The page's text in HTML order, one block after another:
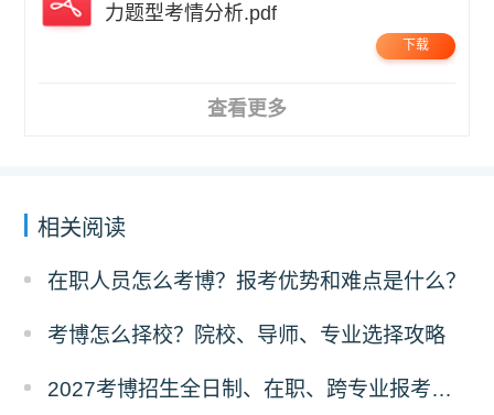
力题型考情分析.pdf
下载
查看更多
相关阅读
在职人员怎么考博？报考优势和难点是什么？
考博怎么择校？院校、导师、专业选择攻略
2027考博招生全日制、在职、跨专业报考要求